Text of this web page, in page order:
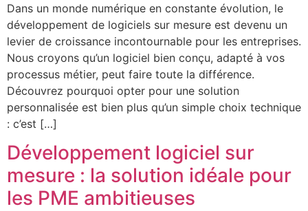
Dans un monde numérique en constante évolution, le
développement de logiciels sur mesure est devenu un
levier de croissance incontournable pour les entreprises.
Nous croyons qu’un logiciel bien conçu, adapté à vos
processus métier, peut faire toute la différence.
Découvrez pourquoi opter pour une solution
personnalisée est bien plus qu’un simple choix technique
: c’est […]
Développement logiciel sur
mesure : la solution idéale pour
les PME ambitieuses